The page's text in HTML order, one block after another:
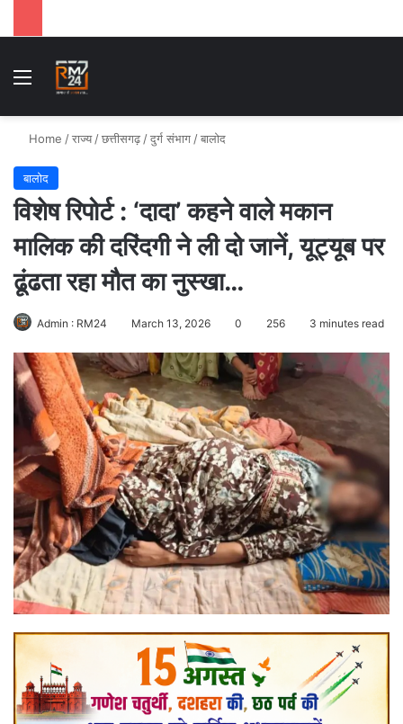
Menu
Home /राज्य /छत्तीसगढ़ /दुर्ग संभाग /बालोद
बालोद
विशेष रिपोर्ट : ‘दादा’ कहने वाले मकान
मालिक की दरिंदगी ने ली दो जानें, यूट्यूब पर
ढूंढता रहा मौत का नुस्खा…
Admin : RM24 March 13, 2026 0 256 3 minutes read